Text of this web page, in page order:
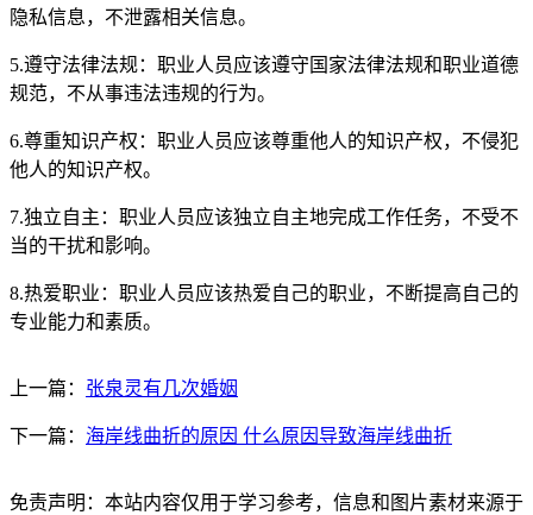
隐私信息，不泄露相关信息。
5.遵守法律法规：职业人员应该遵守国家法律法规和职业道德
规范，不从事违法违规的行为。
6.尊重知识产权：职业人员应该尊重他人的知识产权，不侵犯
他人的知识产权。
7.独立自主：职业人员应该独立自主地完成工作任务，不受不
当的干扰和影响。
8.热爱职业：职业人员应该热爱自己的职业，不断提高自己的
专业能力和素质。
上一篇： 张泉灵有几次婚姻
下一篇： 海岸线曲折的原因 什么原因导致海岸线曲折
免责声明：本站内容仅用于学习参考，信息和图片素材来源于